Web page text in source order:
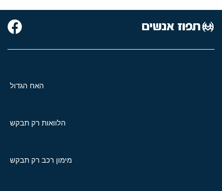
האח הגדול
הלוואות רק תבקש
מימון רכב רק תבקש